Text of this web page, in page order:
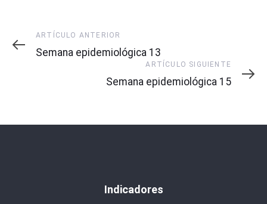
Artículo
Anterior
ARTÍCULO ANTERIOR
Semana epidemiológica 13
Siguiente
ARTÍCULO SIGUIENTE
Semana epidemiológica 15
Indicadores